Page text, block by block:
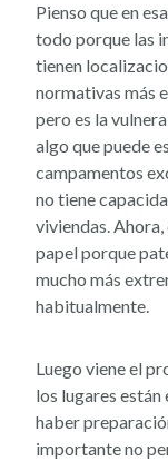
Pienso que en
todo porque las
tienen
normativas más
pero es la
algo que puede
campamentos
no tiene
viviendas.
papel porque
mucho más
habitualmente.
Luego viene el
los lugares están
haber
importante no